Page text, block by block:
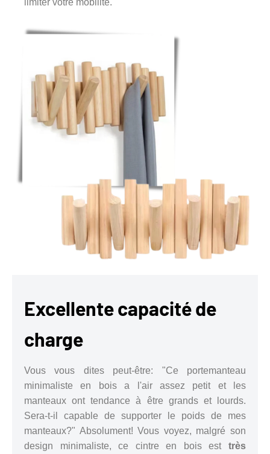
limiter votre mobilité.
Excellente capacité de
charge
Vous vous dites peut-être: "Ce portemanteau
minimaliste en bois a l'air assez petit et les
manteaux ont tendance à être grands et lourds.
Sera-t-il capable de supporter le poids de mes
manteaux?" Absolument! Vous voyez, malgré son
design minimaliste, ce cintre en bois est très